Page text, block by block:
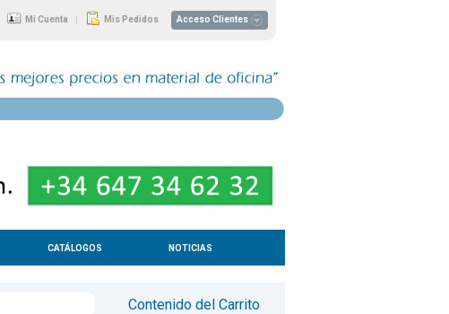
Mi Cuenta | Mis Pedidos Acceso Clientes
CATÁLOGOS NOTICIAS
Contenido del Carrito